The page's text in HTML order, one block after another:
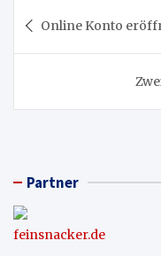
Online Konto
Partner
feinsnacker.de